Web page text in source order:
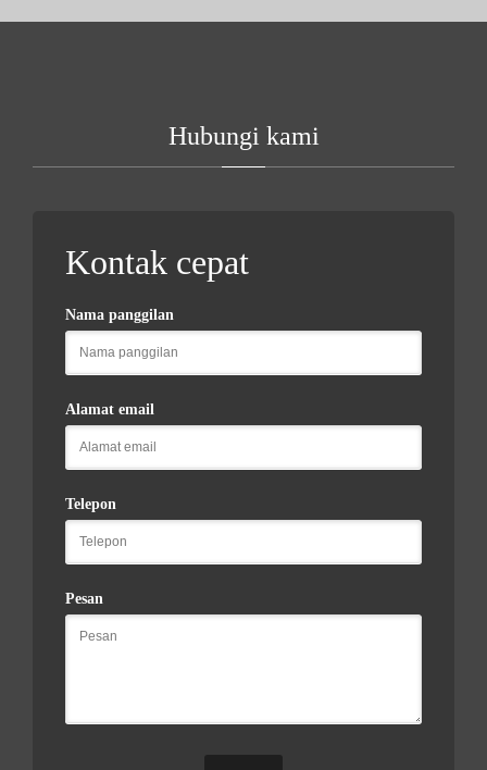
Hubungi kami
Kontak cepat
Nama panggilan
Alamat email
Telepon
Pesan